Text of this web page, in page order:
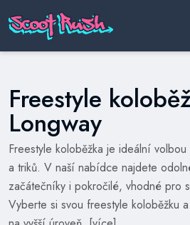
Freestyle
Longway
​Freestyle koloběžka je ideální
a triků. V naší nabídce najdete
začátečníky i pokročilé, vhodné pro
Vyberte si svou freestyle koloběžku